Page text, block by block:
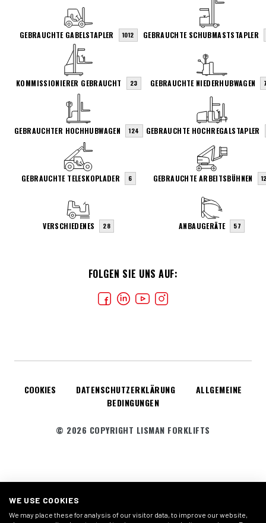
FOLGEN SIE UNS AUF:
GEBRAUCHTE GABELSTAPLER 1012 GEBRAUCHTE SCHUBMASTSTAPLER
KOMMISSIONIERER GEBRAUCHT 23 GEBRAUCHTE NIEDERHUBWAGEN
GEBRAUCHTER HOCHHUBWAGEN 124 GEBRAUCHTE HOCHREGALSTAPLER
GEBRAUCHTE TELESKOPLADER 6 GEBRAUCHTE ARBEITSBÜHNEN
VERSCHIEDENES 28 ANBAUGERÄTE 57
COOKIES DATENSCHUTZERKLÄRUNG
ALLGEMEINE
BEDINGUNGEN
© 2026 COPYRIGHT LISMAN FORKLIFTS
WE USE COOKIES
We may place these for analysis of our visitor data, to improve our website,